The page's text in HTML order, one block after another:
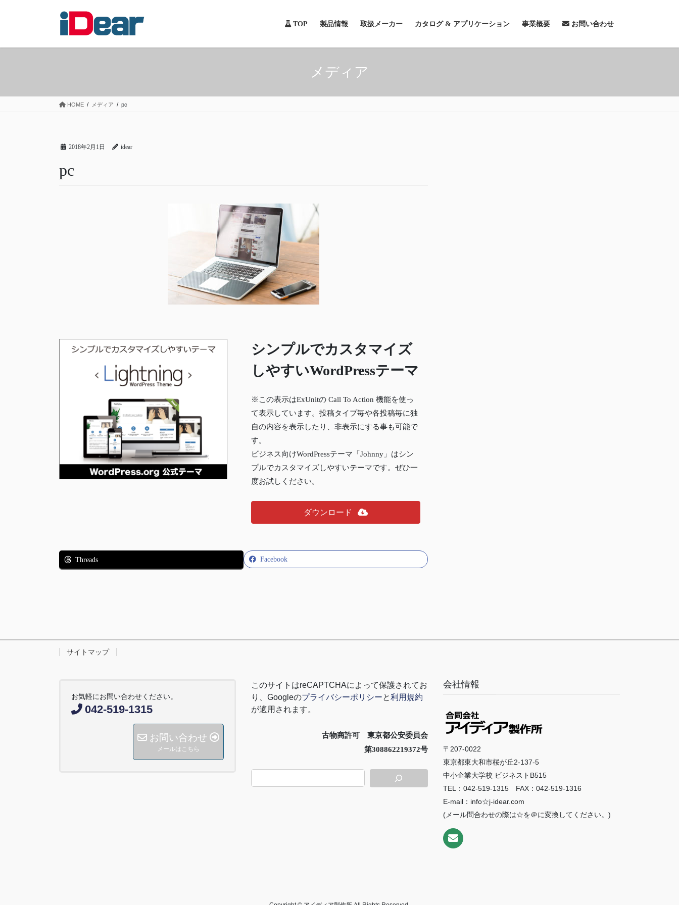
TOP 製品情報 取扱メーカー カタログ & アプリケーション 事業概要 お問い合わせ
メディア
HOME メディア pc
2018年2月1日 idear
pc
シンプルでカスタマイズ
しやすいWordPressテーマ
※この表示はExUnitの Call To Action 機能を使っ
て表示しています。投稿タイプ毎や各投稿毎に独
自の内容を表示したり、非表示にする事も可能で
す。
ビジネス向けWordPressテーマ「Johnny」はシン
プルでカスタマイズしやすいテーマです。ぜひ一
度お試しください。
ダウンロード
Facebook
Threads
サイトマップ
お気軽にお問い合わせください。
042-519-1315
お問い合わせ
メールはこちら
このサイトはreCAPTCHAによって保護されてお
り、 Googleのプライバシーポリシーと利用規約
が適用されます。
古物商許可 東京都公安委員会
第308862219372号
会社情報
〒207-0022
東京都東大和市桜が丘2-137-5
中小企業大学校 ビジネストB515
TEL：042-519-1315 FAX：042-519-1316
E-mail：info☆j-idear.com
(メール問合わせの際は☆を＠に変換してください。)